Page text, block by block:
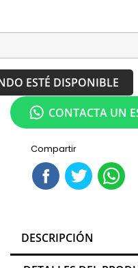
ESTÉ DISPONIBLE
Compartir
CONTACTA UN
DESCRIPCIÓN